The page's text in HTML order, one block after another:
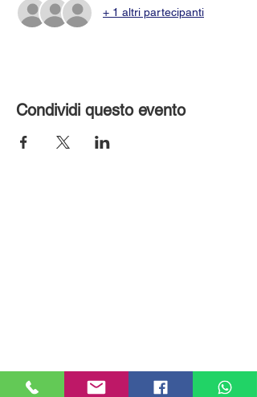
+ 1 altri partecipanti
Condividi questo evento